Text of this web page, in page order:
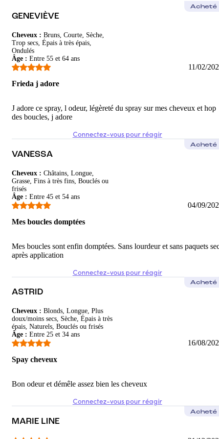
N'asseche pas les cheveux, pas effet carton. Top.
5/5
Iris
Boucles légères et bien définies
Un indispensable pour les cheveux ondulés/bouclés. Nourrit et
5/5
GENEVIÈVE
Cheveux : Bruns, Courte, Sèche,
Trop secs, Épais à très épais,
Ondulés
Âge : Entre 55 et 64 ans
Acheté
11/02/
Frieda j adore
J adore ce spray, l odeur, légèreté du spray sur mes cheveux et hop
des boucles, j adore
Connectez-vous pour réagir
VANESSA
Cheveux : Châtains, Longue,
Grasse, Fins à très fins, Bouclés ou
frisés
Âge : Entre 45 et 54 ans
Acheté
04/09/
Mes boucles domptées
Mes boucles sont enfin domptées. Sans lourdeur et sans paquets
après application
Connectez-vous pour réagir
ASTRID
Cheveux : Blonds, Longue, Plus
doux/moins secs, Sèche, Épais à très
épais, Naturels, Bouclés ou frisés
Âge : Entre 25 et 34 ans
Acheté
16/08/
Spay cheveux
Bon odeur et démêle assez bien les cheveux
Connectez-vous pour réagir
MARIE LINE
Acheté